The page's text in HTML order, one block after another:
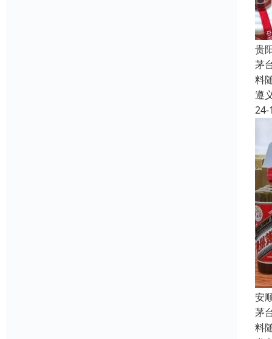
贵
茅
料
遵
24-
安
茅
料